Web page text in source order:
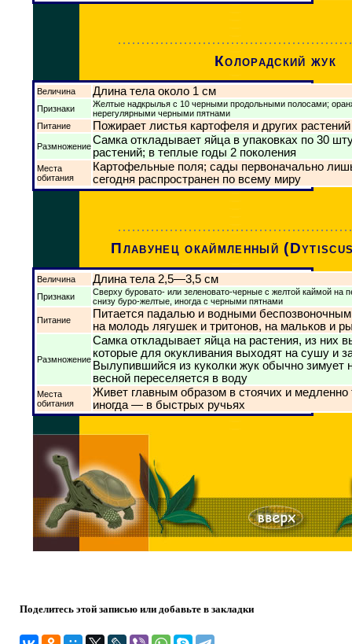
Колорадский жук
Величина Длина тела около 1 см
Признаки
Желтые надкрылья с 10 черными продольными полосами;
нерегулярными черными пятнами
Питание
Пожирает листья картофеля и других растений
РазмножениеСамка откладывает яйца в упаковках по 30
растений; в теплые годы 2 поколения
Места
обитания
Картофельные поля; сады первоначально
сегодня распространен по всему миру
Плавунец окаймленный
Величина Длина тела 2,5—3,5 см
Признаки
Сверху буровато- или зеленовато-черные с желтой каймой на
снизу буро-желтые, иногда с черными пятнами
Питание
Питается падалью и водными
на молодь лягушек и тритонов, на мальков и
Размножение
Самка откладывает яйца на растения, из них
которые для окукливания выходят на сушу и
Вылупившийся из куколки жук обычно зимует
весной переселяется в воду
Места
обитания
Живет главным образом в стоячих и
иногда — в быстрых ручьях
Поделитесь этой записью или добавьте в закладки